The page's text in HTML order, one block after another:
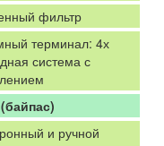
фильтр
терминал: 4х
система с
и ручной